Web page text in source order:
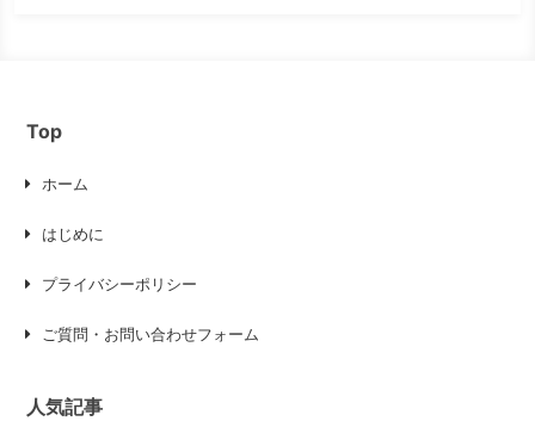
Top
ホーム
はじめに
プライバシーポリシー
ご質問・お問い合わせフォーム
人気記事